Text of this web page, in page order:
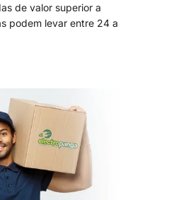
de valor superior a
podem levar entre 24 a